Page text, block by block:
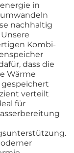
in
nachhaltig
Kombi-
dass die
Wärme
verteilt
für